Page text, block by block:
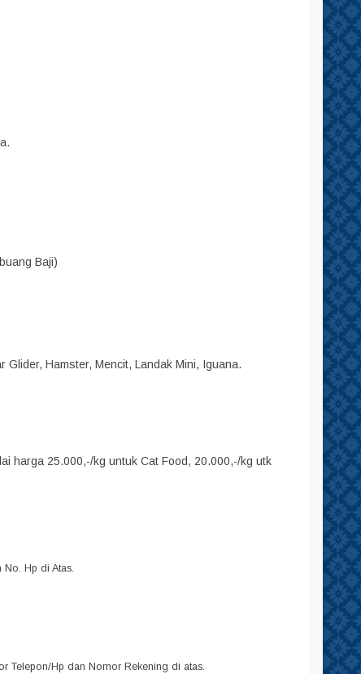
Baji)
Hamster, Mencit, Landak Mini, Iguana.
harga 25.000,-/kg untuk Cat Food, 20.000,-/kg utk
Hp di Atas.
Telepon/Hp dan Nomor Rekening di atas.